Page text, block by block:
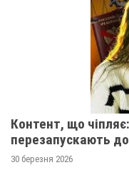
Контент, що
перезапускають
30 березня 2026